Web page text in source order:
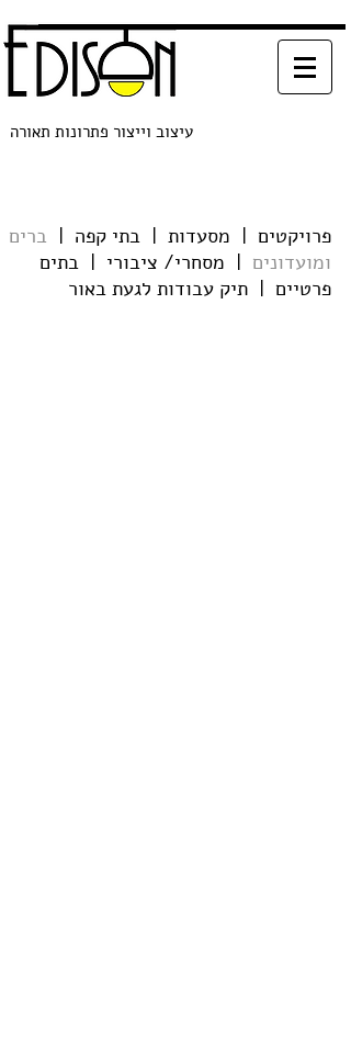
עיצוב וייצור פתרונות תאורה
פרויקטים | מסעדות | בתי קפה | ברים
ומועדונים | מסחרי/ ציבורי | בתים
פרטיים | תיק עבודות לגעת באור